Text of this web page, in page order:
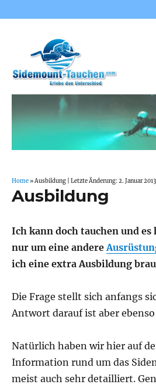
Sidemount-Tauchen
Home »Ausbildung | Letzte Änderung: 2. Januar 2013
Ausbildung
Ich kann doch tauchen und es
nur um eine andere
ich eine extra Ausbildung
Die Frage stellt sich anfangs
Antwort darauf ist aber
Natürlich haben wir hier auf
Information rund um das
meist auch sehr detailliert.